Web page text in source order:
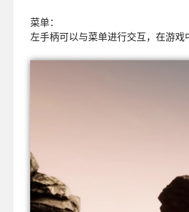
菜单：
左手柄可以与菜单进行交互，在游戏